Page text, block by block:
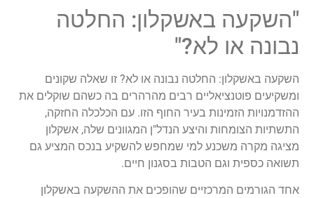
"השקעה באשקלון: החלטה
נבונה או לא?"
השקעה באשקלון: החלטה נבונה או לא? זו שאלה שקונים
ומשקיעים פוטנציאליים רבים מהרהרים בה כשהם שוקלים את
ההזדמנויות הזמינות בעיר החוף הזו. עם הכלכלה החזקה,
התשתיות הצומחות והיצע הנדל"ן המגוונים שלה, אשקלון
מציגה מקרה משכנע למי שמחפש להשקיע בנכס המציע גם
תשואה כספית וגם הטבות בסגנון חיים.
אחד הגורמים המרכזיים שהופכים את ההשקעה באשקלון